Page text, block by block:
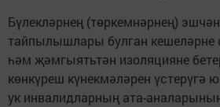
Бүлекләрнең (төркемнәрнең)
тайпылышлары булган кешеләрне
һәм җәмгыятьтән изоляцияне
көнкүреш күнекмәләрен үстерүгә
ук инвалидларның ата-